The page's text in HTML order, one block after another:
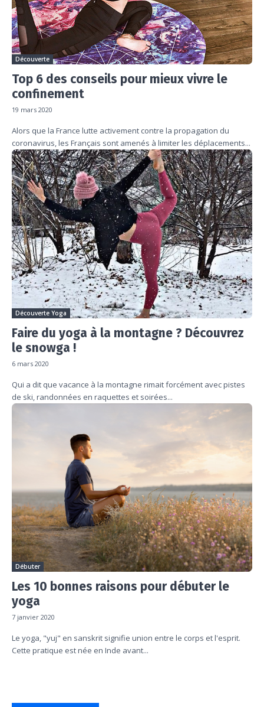
Découverte
Top 6 des conseils pour mieux vivre le
confinement
19 mars 2020
Alors que la France lutte activement contre la propagation du
coronavirus, les Français sont amenés à limiter les déplacements...
Découverte Yoga
Faire du yoga à la montagne ? Découvrez
le snowga !
6 mars 2020
Qui a dit que vacance à la montagne rimait forcément avec pistes
de ski, randonnées en raquettes et soirées...
Débuter
Les 10 bonnes raisons pour débuter le
yoga
7 janvier 2020
Le yoga, "yuj" en sanskrit signifie union entre le corps et l'esprit.
Cette pratique est née en Inde avant...